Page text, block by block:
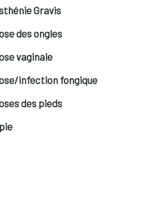
Gravis
des ongles
vaginale
infection fongique
des pieds